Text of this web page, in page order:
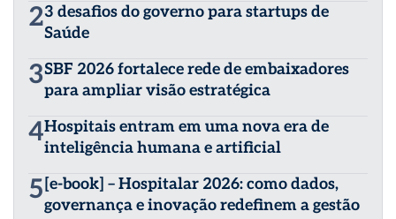
23 desafios do governo para startups de
Saúde
3SBF 2026 fortalece rede de embaixadores
para ampliar visão estratégica
4Hospitais entram em uma nova era de
inteligência humana e artificial
5 [e-book] – Hospitalar 2026: como dados,
governança e inovação redefinem a gestão